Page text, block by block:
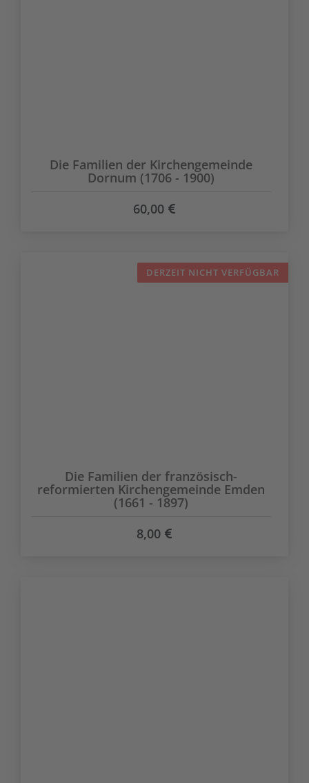
Die Familien der Kirchengemeinde
Dornum (1706 - 1900)
60,00
DERZEIT NICHT VERFÜGBAR
Die Familien der französisch-
reformierten Kirchengemeinde Emden
(1661 - 1897)
8,00